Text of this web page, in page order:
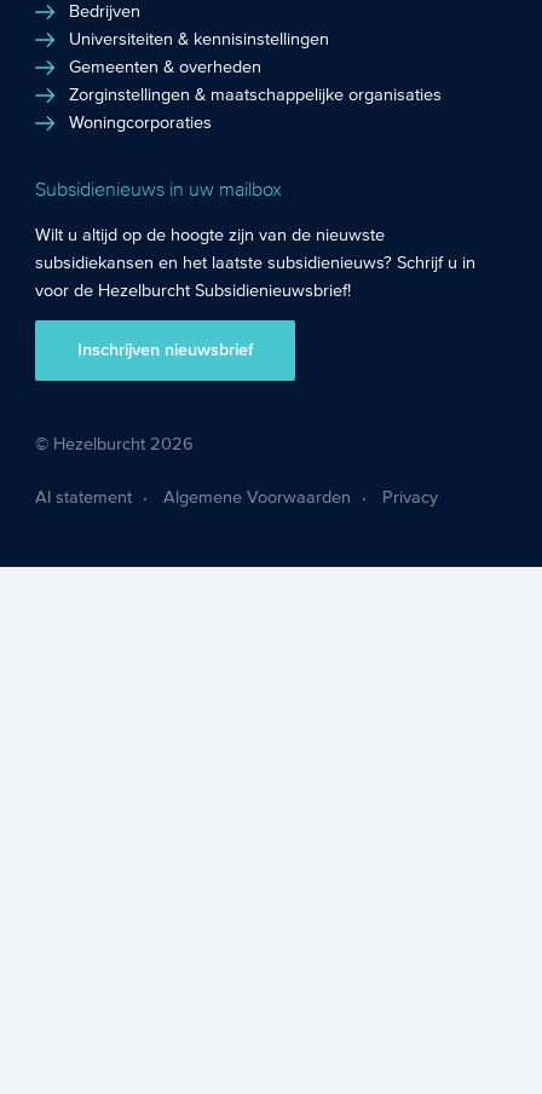
Bedrijven
Universiteiten & kennisinstellingen
Gemeenten & overheden
Zorginstellingen & maatschappelijke organisaties
Woningcorporaties
Subsidienieuws in uw mailbox
Wilt u altijd op de hoogte zijn van de nieuwste
subsidiekansen en het laatste subsidienieuws? Schrijf u in
voor de Hezelburcht Subsidienieuwsbrief!
Inschrijven nieuwsbrief
© Hezelburcht 2026
AI statement Algemene Voorwaarden Privacy